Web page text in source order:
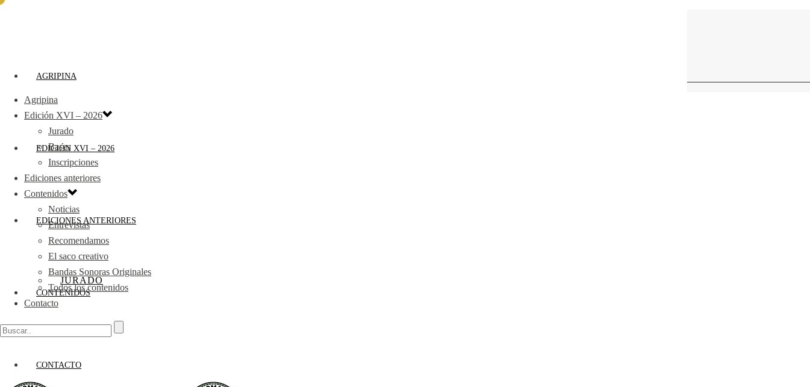
AGRIPINA
EDICIÓN XVI – 2026
JURADO
EDICIONES ANTERIORES
CONTENIDOS
CONTACTO
Agripina
Edición XVI – 2026
Jurado
Bases
Inscripciones
Ediciones anteriores
Contenidos
Noticias
Entrevistas
Recomendamos
El saco creativo
Bandas Sonoras Originales
Todos los contenidos
Contacto